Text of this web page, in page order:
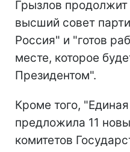
Грызлов продолжит
высший совет
Россия" и "готов
месте, которое
Президентом".
Кроме того,
предложила 11
комитетов